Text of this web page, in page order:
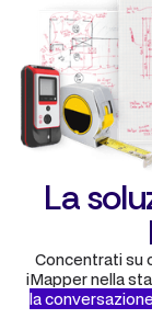
La
Concentrati su
iMapper nella
la conversazione